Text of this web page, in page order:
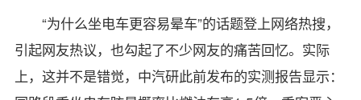
“为什么坐电车更容易晕车”的话题登上网络热搜，
引起网友热议，也勾起了不少网友的痛苦回忆。 实际
上，这并不是错觉，中汽研此前发布的实测报告显示：